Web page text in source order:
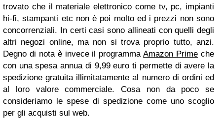
trovato che il materiale elettronico come tv, pc, impianti
hi-fi, stampanti etc non è poi molto ed i prezzi non sono
concorrenziali. In certi casi sono allineati con quelli degli
altri negozi online, ma non si trova proprio tutto, anzi.
Degno di nota è invece il programmaAmazon Prime che
con una spesa annua di 9,99 euro ti permette di avere la
spedizione gratuita illimitatamente al numero di ordini ed
al loro valore commerciale. Cosa non da poco se
consideriamo le spese di spedizione come uno scoglio
per gli acquisti sul web.